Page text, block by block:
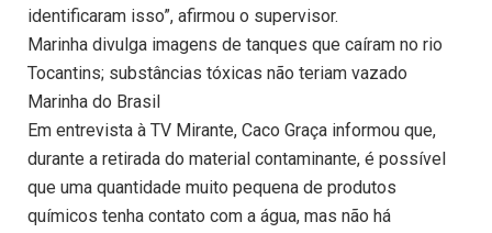
identificaram isso”, afirmou o supervisor.
Marinha divulga imagens de tanques que caíram no rio
Tocantins; substâncias tóxicas não teriam vazado
Marinha do Brasil
Em entrevista à TV Mirante, Caco Graça informou que,
durante a retirada do material contaminante, é possível
que uma quantidade muito pequena de produtos
químicos tenha contato com a água, mas não há